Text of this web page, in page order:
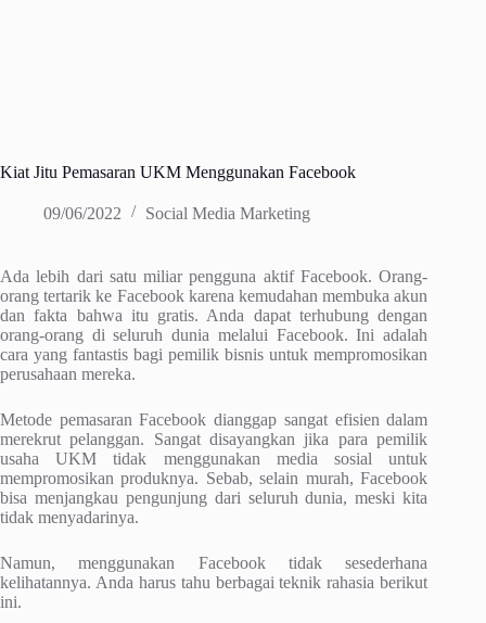
Kiat Jitu Pemasaran UKM Menggunakan Facebook
09/06/2022 Social Media Marketing
Ada lebih dari satu miliar pengguna aktif Facebook. Orang-
orang tertarik ke Facebook karena kemudahan membuka akun
dan fakta bahwa itu gratis. Anda dapat terhubung dengan
orang-orang di seluruh dunia melalui Facebook. Ini adalah
cara yang fantastis bagi pemilik bisnis untuk mempromosikan
perusahaan mereka.
Metode pemasaran Facebook dianggap sangat efisien dalam
merekrut pelanggan. Sangat disayangkan jika para pemilik
usaha UKM tidak menggunakan media sosial untuk
mempromosikan produknya. Sebab, selain murah, Facebook
bisa menjangkau pengunjung dari seluruh dunia, meski kita
tidak menyadarinya.
Namun, menggunakan Facebook tidak sesederhana
kelihatannya. Anda harus tahu berbagai teknik rahasia berikut
ini.